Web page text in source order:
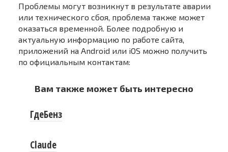
Проблемы могут возникнут в результате аварии
или технического сбоя, проблема также может
оказаться временной. Более подробную и
актуальную информацию по работе сайта,
приложений на Android или iOS можно получить
по официальным контактам:
Вам также может быть интересно
ГдеБенз
Claude